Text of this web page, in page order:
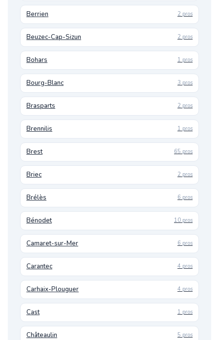
Berrien 2 pros
Beuzec-Cap-Sizun 2 pros
Bohars 1 pros
Bourg-Blanc 3 pros
Brasparts 2 pros
Brennilis 1 pros
Brest 65 pros
Briec 2 pros
Brélès 6 pros
Bénodet 10 pros
Camaret-sur-Mer 6 pros
Carantec 4 pros
Carhaix-Plouguer 4 pros
Cast 1 pros
Châteaulin 5 pros